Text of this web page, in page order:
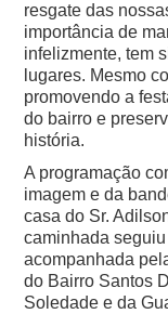
resgate das
importância de
infelizmente, tem
lugares. Mesmo
promovendo a
do bairro e
história.
A programação
imagem e da
casa do Sr.
caminhada
acompanhada
do Bairro Santos
Soledade e da